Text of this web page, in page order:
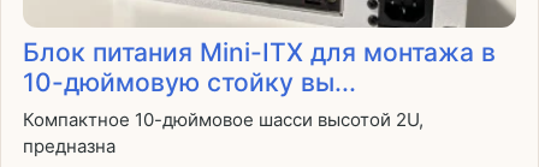
Блок питания Mini-ITX для монтажа в
10-дюймовую стойку вы...
Компактное 10-дюймовое шасси высотой 2U,
предназна